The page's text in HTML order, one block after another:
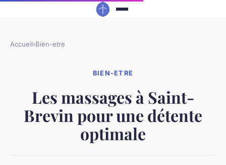
Accueil›Bien-etre
BIEN-ETRE
Les massages à Saint-
Brevin pour une détente
optimale